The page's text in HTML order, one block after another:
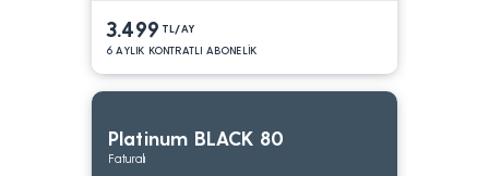
3.499 TL/AY
6 AYLIK KONTRATLI ABONELİK
Platinum BLACK 80
Faturalı